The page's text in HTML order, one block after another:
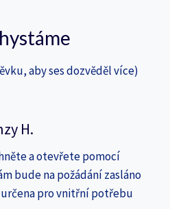
aby ses dozvěděl více)
H.
a otevřete pomocí
bude na požádání zasláno
určena pro vnitřní potřebu